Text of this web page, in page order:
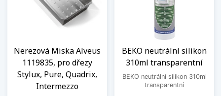
Nerezová Miska Alveus
1119835, pro dřezy
Stylux, Pure, Quadrix,
Intermezzo
BEKO neutrální silikon
310ml transparentní
BEKO neutrální silikon 310ml
transparentní